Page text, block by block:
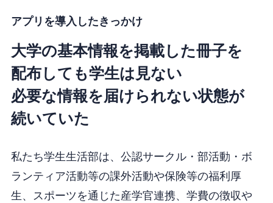
アプリを導入したきっかけ
大学の基本情報を掲載した冊子を
配布しても学生は見ない
必要な情報を届けられない状態が
続いていた
私たち学生生活部は、公認サークル・部活動・ボ
ランティア活動等の課外活動や保険等の福利厚
生、スポーツを通じた産学官連携、学費の徴収や